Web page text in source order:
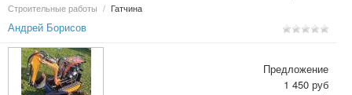
Строительные работы / Гатчина
Андрей Борисов
Предложение
1 450 руб